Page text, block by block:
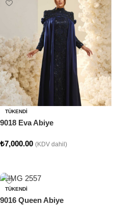
TÜKENDI
9018 Eva Abiye
₺7,000.00 (KDV dahil)
TÜKENDI
9016 Queen Abiye